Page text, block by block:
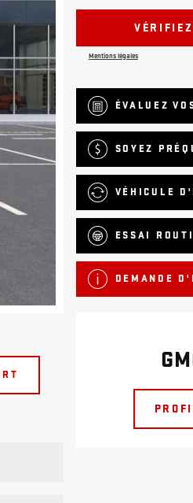
Mentions légales
ÉVALUEZ
SOYEZ
VÉHICULE
ESSAI
DEMANDE